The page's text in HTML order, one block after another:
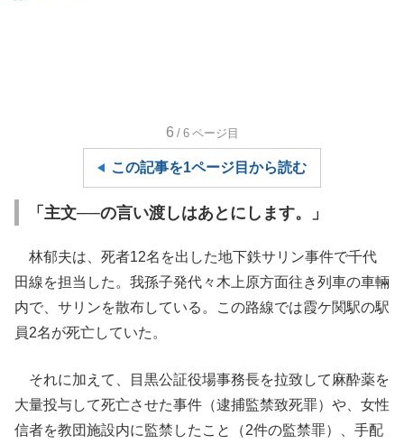
6 /6 ページ目
この記事を1ページ目から読む
「主文──の言い渡しはあとにします。」
林郁夫は、死者12名を出した地下鉄サリン事件で千代
田線を担当した。我孫子発代々木上原方面往き列車の車輛
内で、サリンを散布している。この路線では霞ケ関駅の駅
員2名が死亡していた。
それに加えて、目黒公証役場事務長を拉致して麻酔薬を
大量投与して死亡させた事件（逮捕監禁致死罪）や、女性
信者を教団施設内に監禁したこと（2件の監禁罪）、手配